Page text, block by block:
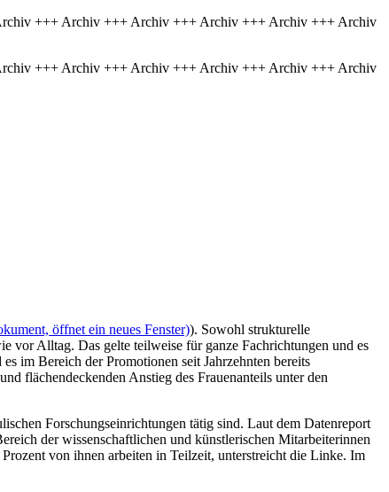
+++ Archiv +++ Archiv +++ Archiv +++ Archiv +++ Archiv
+++ Archiv +++ Archiv +++ Archiv +++ Archiv +++ Archiv
öffnet ein neues Fenster)). Sowohl strukturelle
vor Alltag. Das gelte teilweise für ganze Fachrichtungen und es
im Bereich der Promotionen seit Jahrzehnten bereits
flächendeckenden Anstieg des Frauenanteils unter den
Forschungseinrichtungen tätig sind. Laut dem Datenreport
der wissenschaftlichen und künstlerischen Mitarbeiterinnen
von ihnen arbeiten in Teilzeit, unterstreicht die Linke. Im